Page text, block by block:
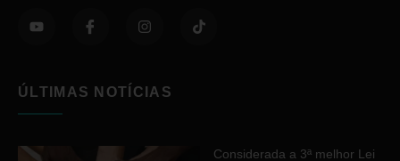
ÚLTIMAS NOTÍCIAS
Considerada a 3ª melhor Lei